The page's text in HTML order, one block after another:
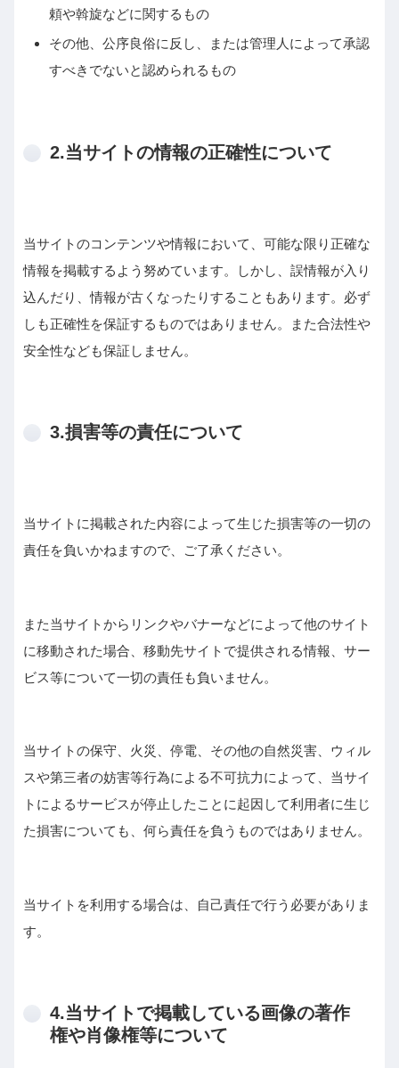
頼や斡旋などに関するもの
その他、公序良俗に反し、または管理人によって承認
すべきでないと認められるもの
2.当サイトの情報の正確性について
当サイトのコンテンツや情報において、可能な限り正確な
情報を掲載するよう努めています。しかし、誤情報が入り
込んだり、情報が古くなったりすることもあります。必ず
しも正確性を保証するものではありません。また合法性や
安全性なども保証しません。
3.損害等の責任について
当サイトに掲載された内容によって生じた損害等の一切の
責任を負いかねますので、ご了承ください。
また当サイトからリンクやバナーなどによって他のサイト
に移動された場合、移動先サイトで提供される情報、サー
ビス等について一切の責任も負いません。
当サイトの保守、火災、停電、その他の自然災害、ウィル
スや第三者の妨害等行為による不可抗力によって、当サイ
トによるサービスが停止したことに起因して利用者に生じ
た損害についても、何ら責任を負うものではありません。
当サイトを利用する場合は、自己責任で行う必要がありま
す。
4.当サイトで掲載している画像の著作
権や肖像権等について